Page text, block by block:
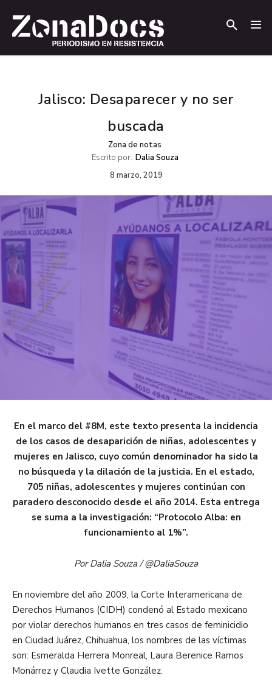
Jalisco: Desaparecer y no ser
buscada
Zona de notas
Escrito por: Dalia Souza
8 marzo, 2019
En el marco del #8M, este texto presenta la incidencia
de los casos de desaparición de niñas, adolescentes y
mujeres en Jalisco, cuyo común denominador ha sido la
no búsqueda y la dilación de la justicia. En el estado,
705 niñas, adolescentes y mujeres continúan con
paradero desconocido desde el año 2014. Esta entrega
se suma a la investigación: “Protocolo Alba: en
funcionamiento al 1%”.
Por Dalia Souza / @DaliaSouza
En noviembre del año 2009, la Corte Interamericana de
Derechos Humanos (CIDH) condenó al Estado mexicano
por violar derechos humanos en tres casos de feminicidio
en Ciudad Juárez, Chihuahua, los nombres de las víctimas
son: Esmeralda Herrera Monreal, Laura Berenice Ramos
Monárrez y Claudia Ivette González.